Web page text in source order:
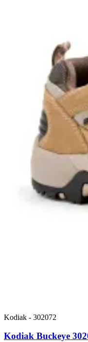
Kodiak - 302072
Kodiak Buckeye